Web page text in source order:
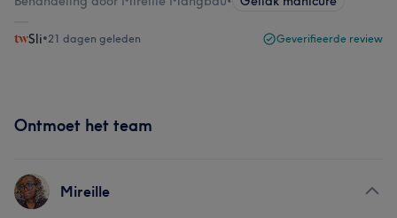
Sli•21 dagen geleden Geverifieerde review
Ontmoet het team
Mireille